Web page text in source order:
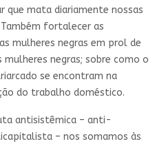
mata diariamente nossas
fortalecer as
mulheres negras em prol de
mulheres negras; sobre como o
se encontram na
do trabalho doméstico.
antisistêmica – anti-
– nos somamos às